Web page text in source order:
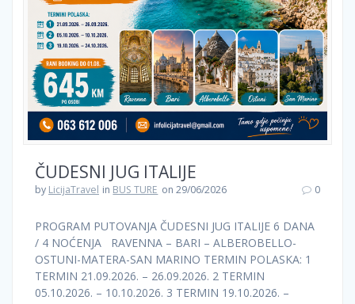
ČUDESNI JUG ITALIJE
by LicijaTravel in BUS TURE on 29/06/2026 0
PROGRAM PUTOVANJA ČUDESNI JUG ITALIJE 6 DANA
/ 4 NOĆENJA RAVENNA – BARI – ALBEROBELLO-
OSTUNI-MATERA-SAN MARINO TERMIN POLASKA: 1
TERMIN 21.09.2026. – 26.09.2026. 2 TERMIN
05.10.2026. – 10.10.2026. 3 TERMIN 19.10.2026. –